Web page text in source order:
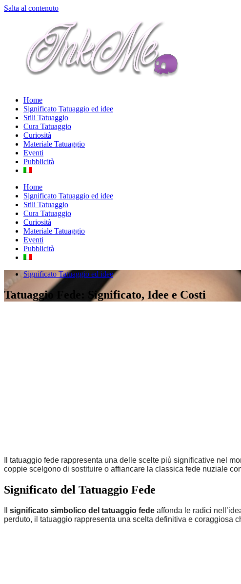
Salta al contenuto
Home
Significato Tatuaggio ed idee
Stili Tatuaggio
Cura Tatuaggio
Curiosità
Materiale Tatuaggio
Eventi
Pubblicità
Home
Significato Tatuaggio ed idee
Stili Tatuaggio
Cura Tatuaggio
Curiosità
Materiale Tatuaggio
Eventi
Pubblicità
Significato Tatuaggio ed idee
Tatuaggio Fede: Significato, Idee e Costi
Il tatuaggio fede rappresenta una delle scelte più significative nel
coppie scelgono di sostituire o affiancare la classica fede nuziale
Significato del Tatuaggio Fede
significato simbolico del tatuaggio fede affonda le radici
perduto, il tatuaggio rappresenta una scelta definitiva e coraggiosa